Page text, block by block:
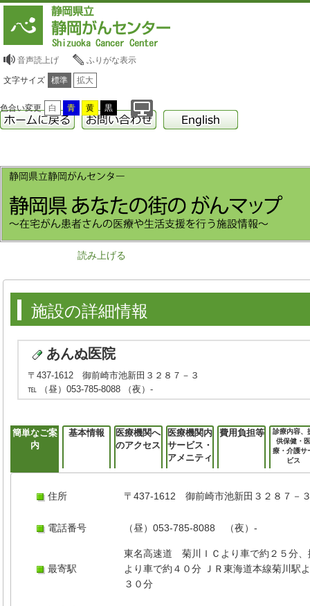
音声読上げ ふりがな表示
文字サイズ 標準 拡大
色合い変更 白 青 黄 黒
読み上げる
施設の詳細情報
あんぬ医院
〒437-1612 御前崎市池新田３２８７－３
℡ （昼）053-785-8088 （夜）-
簡単なご案
内
基本情報
医療機関へ
のアクセス
医療機関内
サービス・
アメニティ
費用負担等
診療内容、
供保健・
療・介護サ
ビス
住所 〒437-1612 御前崎市池新田３２８７－
電話番号 （昼）053-785-8088 （夜）-
最寄駅
東名高速道 菊川ＩＣより車で約２５分、
より車で約４０分 ＪＲ東海道本線菊川駅
３０分